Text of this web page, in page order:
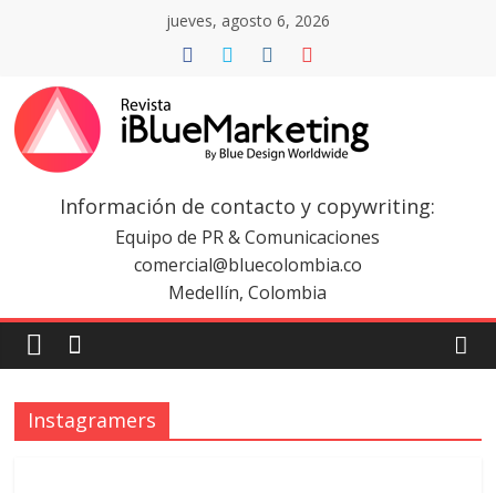
jueves, agosto 6, 2026
Revista
iBlue
Marketing
Colombia
|
Información de contacto y copywriting:
Equipo de PR & Comunicaciones
comercial@bluecolombia.co
Medellín, Colombia
Instagramers